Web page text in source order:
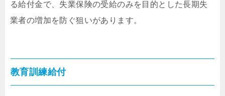
る給付金で、失業保険の受給のみを目的とした長期失
業者の増加を防ぐ狙いがあります。
教育訓練給付